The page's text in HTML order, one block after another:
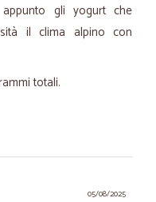
gli yogurt che
il clima alpino con
totali.
05/08/2025